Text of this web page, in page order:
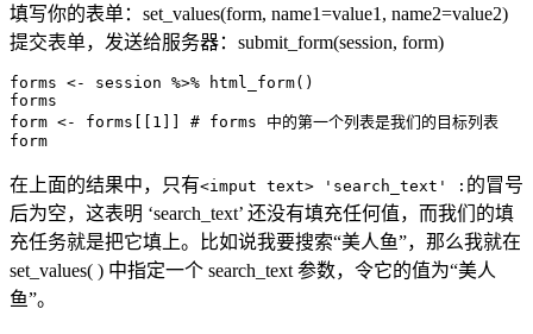
填写你的表单：set_values(form, name1=value1, name2=value2)
提交表单，发送给服务器：submit_form(session, form)
forms <- session %>% html_form()
forms
form <- forms[[1]] # forms 中的第一个列表是我们的目标列表
在上面的结果中，只有<imput text> 'search_text' : 的冒号
后为空，这表明 ‘search_text’ 还没有填充任何值，而我们的填
充任务就是把它填上。比如说我要搜索“美人鱼”，那么我就在
set_values( ) 中指定一个 search_text 参数，令它的值为“美人
鱼”。